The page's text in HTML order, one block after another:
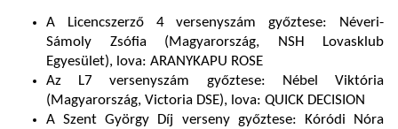
A Licencszerző 4 versenyszám győztese: Néveri-
Sámoly Zsófia (Magyarország, NSH Lovasklub
Egyesület), lova: ARANYKAPU ROSE
Az L7 versenyszám győztese: Nébel Viktória
(Magyarország, Victoria DSE), lova: QUICK DECISION
A Szent György Díj verseny győztese: Kóródi Nóra